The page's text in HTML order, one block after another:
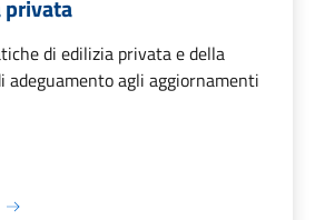
di edilizia privata e della
adeguamento agli aggiornamenti